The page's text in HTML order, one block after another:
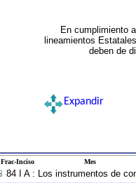
En cumplimiento
lineamientos
deben de
Expandir
Frac-Inciso Mes
84 I A : Los instrumentos de